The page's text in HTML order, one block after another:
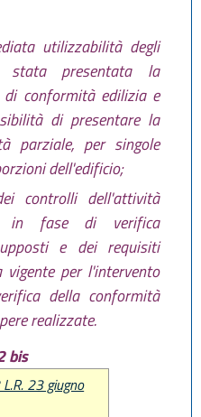
utilizzabilità degli
presentata la
di conformità edilizia e
di presentare la
parziale, per singole
dell'edificio;
controlli dell'attività
in fase di verifica
e dei requisiti
per l'intervento
della conformità
realizzate.
bis
23 giugno